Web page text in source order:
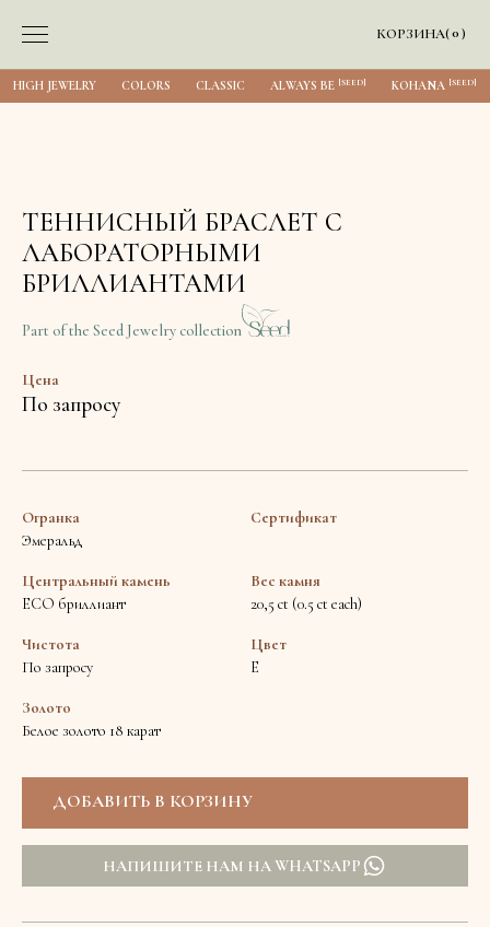
КОРЗИНА(0)
HIGH JEWELRY COLORS CLASSIC ALWAYS BE [SEED] KOHANA [SEED]
ТЕННИСНЫЙ БРАСЛЕТ С
ЛАБОРАТОРНЫМИ
БРИЛЛИАНТАМИ
Part of the Seed Jewelry collection
Цена
По запросу
Огранка
Эмеральд
Сертификат
Центральный камень
ECO бриллиант
Вес камня
20,5 ct (0.5 ct each)
Чистота
По запросу
Цвет
E
Золото
Белое золото 18 карат
НАПИШИТЕ НАМ НА WHATSAPP